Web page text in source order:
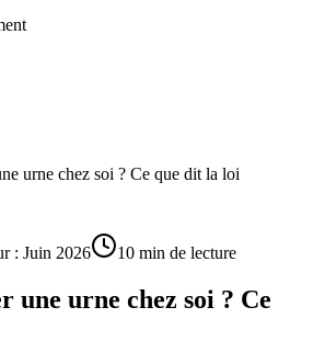
urne chez soi ? Ce que dit la loi
: Juin 2026 10 min de lecture
une urne chez soi ? Ce